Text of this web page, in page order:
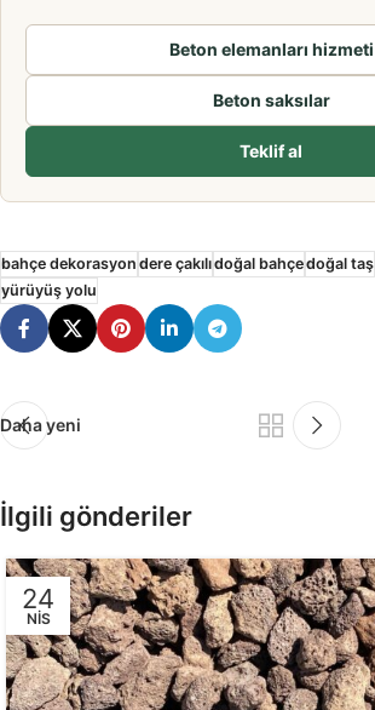
Beton elemanları hizmeti
Beton saksılar
Teklif al
bahçe dekorasyon dere çakılıdoğal bahçedoğal taş
yürüyüş yolu
Daha yeni
İlgili gönderiler
24
NIS